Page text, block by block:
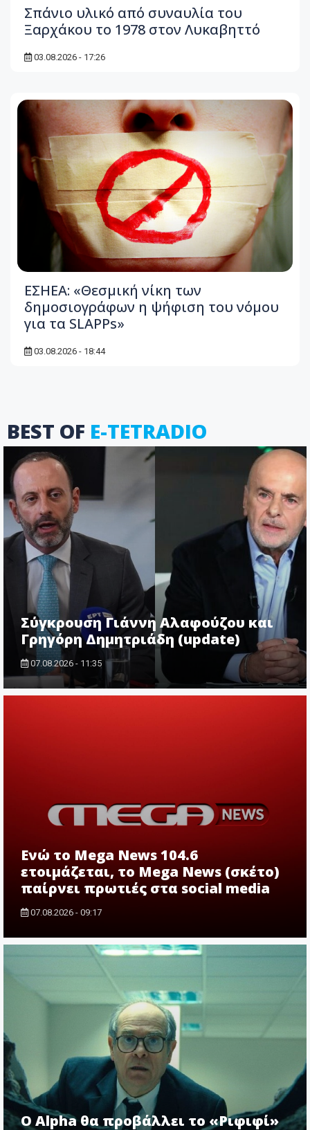
Σπάνιο υλικό από συναυλία του
Ξαρχάκου το 1978 στον Λυκαβηττό
03.08.2026 - 17:26
ΕΣΗΕΑ: «Θεσμική νίκη των
δημοσιογράφων η ψήφιση του νόμου
για τα SLAPPs»
03.08.2026 - 18:44
BEST OF E-TETRADIO
Σύγκρουση Γιάννη Αλαφούζου και
Γρηγόρη Δημητριάδη (update)
07.08.2026 - 11:35
Ενώ το Mega News 104.6
ετοιμάζεται, το Mega News (σκέτο)
παίρνει πρωτιές στα social media
07.08.2026 - 09:17
Ο Alpha θα προβάλλει το «Ριφιφί»